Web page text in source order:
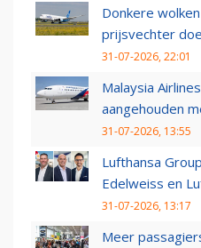
Donkere
prijsvechter
31-07-2026, 22:01
Malaysia
aangehouden
31-07-2026, 13:55
Lufthansa
Edelweiss en
31-07-2026, 13:17
Meer